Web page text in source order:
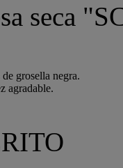
seca
grosella negra.
agradable.